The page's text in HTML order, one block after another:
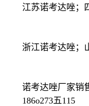
江苏诺考达唑；
浙江诺考达唑；
诺考达唑厂家销
186o273五115